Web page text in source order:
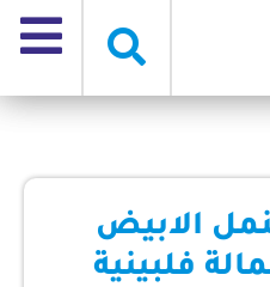
الابيض
فلبينية